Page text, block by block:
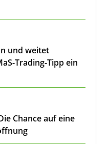
und weitet
Trading-Tipp ein
Chance auf eine